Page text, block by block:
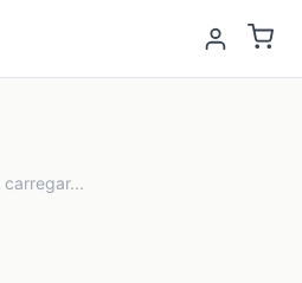
carregar...